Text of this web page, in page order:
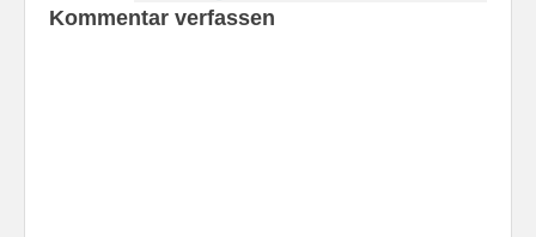
Kommentar verfassen